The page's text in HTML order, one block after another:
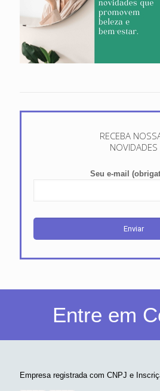
RECEBA
NOVIDADES
Seu e-mail
Entre em
Empresa registrada com CNPJ e